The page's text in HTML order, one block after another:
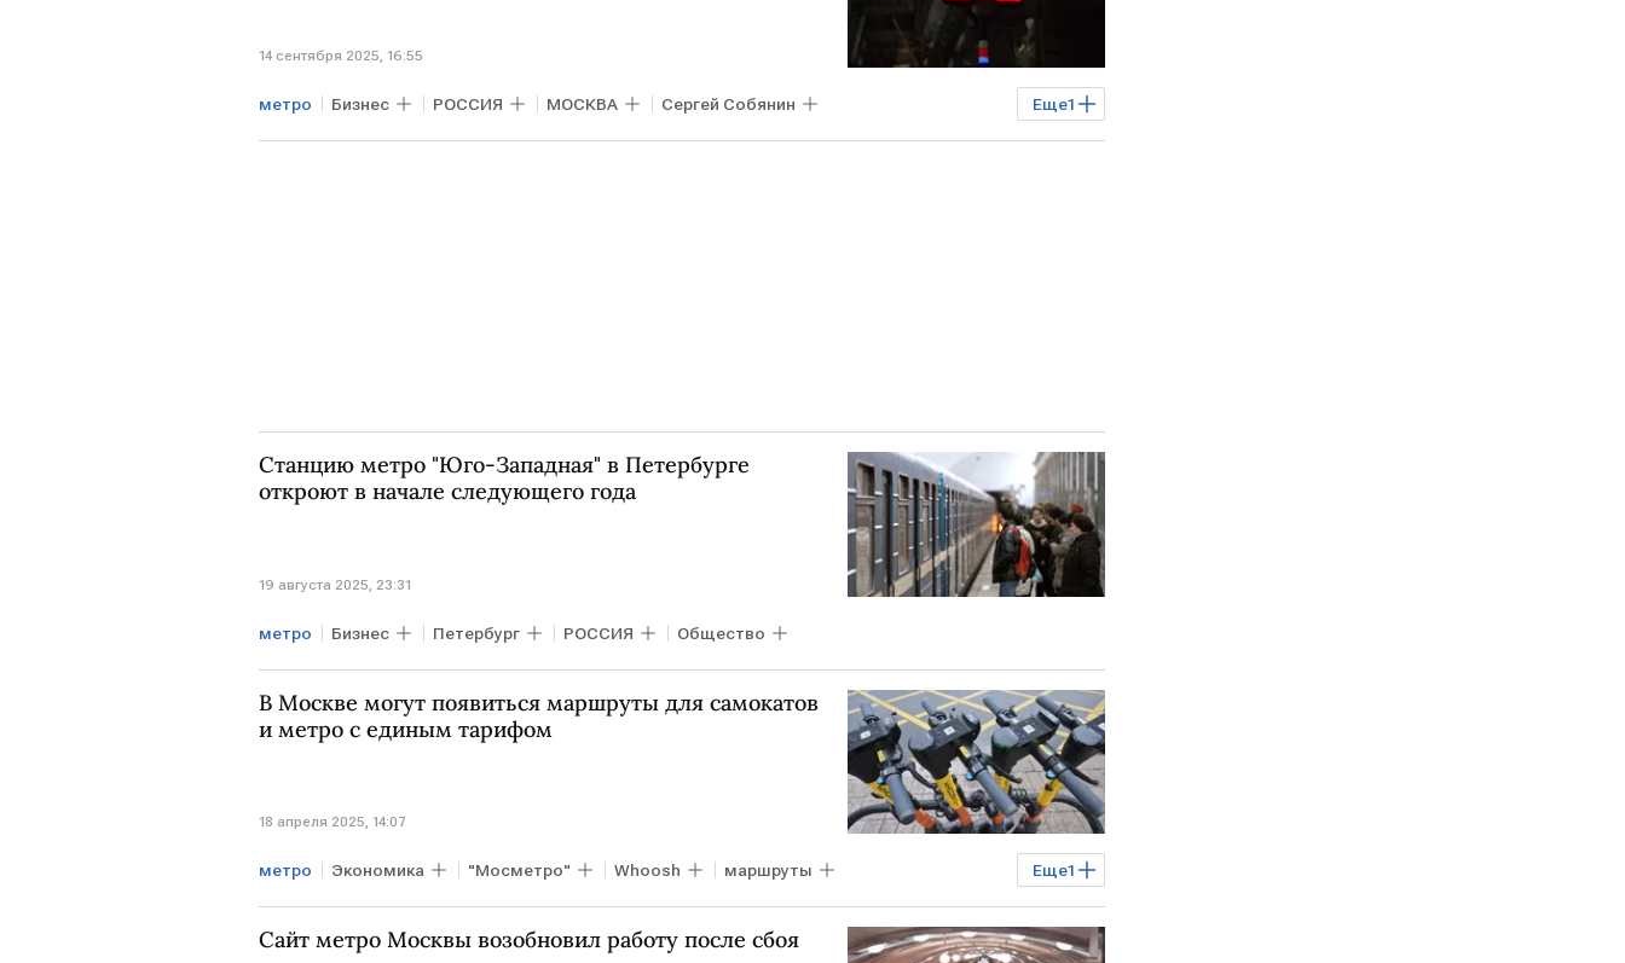
14 сентября 2025, 16:55
Еще1
метро Бизнес РОССИЯ МОСКВА Сергей Собянин
московское метро
Станцию метро "Юго-Западная" в Петербурге
откроют в начале следующего года
19 августа 2025, 23:31
метро Бизнес Петербург РОССИЯ Общество
В Москве могут появиться маршруты для самокатов
и метро с единым тарифом
18 апреля 2025, 14:07
Еще1
метро Экономика "Мосметро" Whoosh маршруты
Электросамокаты
Сайт метро Москвы возобновил работу после сбоя